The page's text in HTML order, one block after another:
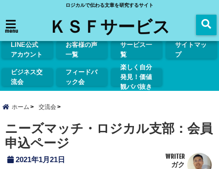
ロジカルで伝わる文章を研究するサイト
menu ＫＳＦサービス
LINE公式
アカウント
お客様の声
一覧
サービス一
覧
サイトマッ
プ
ビジネス交
流会
フィードバ
ック会
楽しく自分
発見！価値
観ババ抜き
ホーム 交流会
ニーズマッチ・ロジカル支部：会員
申込ページ
2021年1月21日 WRITER
ガク